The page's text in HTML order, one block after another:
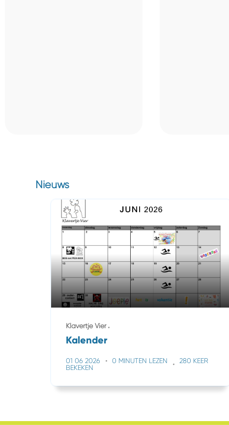
Nieuws
Klavertje Vier
Kalender
01 06 2026 0 MINUTEN LEZEN
280 KEER
BEKEKEN